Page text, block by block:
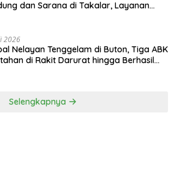
dan Sarana di Takalar, Layanan
2026
Nelayan Tenggelam di Buton, Tiga ABK
di Rakit Darurat hingga Berhasil
Selengkapnya